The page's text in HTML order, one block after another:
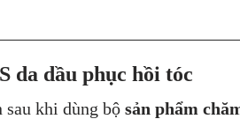
da dầu phục hồi tóc
sau khi dùng bộ sản phẩm